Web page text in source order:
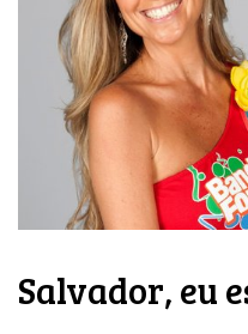
Media Kit
Salvador, eu